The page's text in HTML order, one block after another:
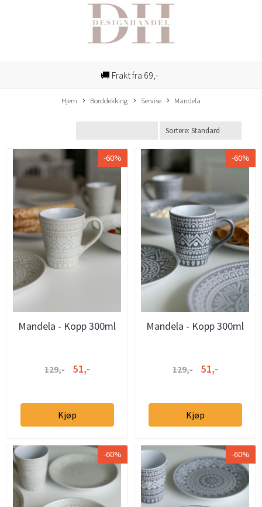
🚚 Frakt fra 69,-
Hjem Borddekking Servise Mandela
-60%
Mandela - Kopp 300ml
129,- 51,-
Kjøp
-60%
Mandela - Kopp 300ml
129,- 51,-
Kjøp
-60% -60%